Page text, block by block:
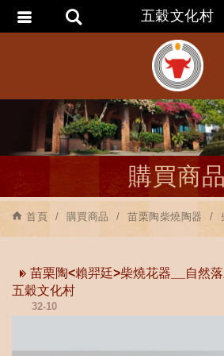
購買商品
首頁 購買商品 苗栗陶柴燒陶器
苗栗陶<賴羿廷>柴燒花器__自然
五穀文化村
32-10
五穀文化村
會員登入
會員註冊
忘記密碼
訂單查詢
追蹤清單
匯款通知